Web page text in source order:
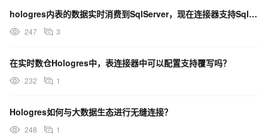
hologres内表的数据实时消费到SqlServer，现在连接器支持SqlServer连接器了吗？
247 3
在实时数仓Hologres中，表连接器中可以配置支持覆写吗？
232 1
Hologres如何与大数据生态进行无缝连接？
248 1